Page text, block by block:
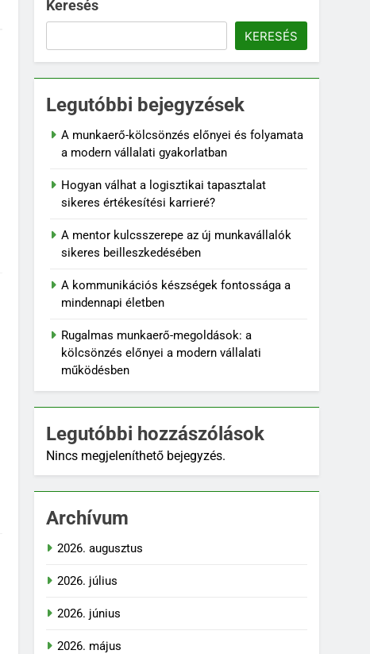
Keresés
KERESÉS
Legutóbbi bejegyzések
A munkaerő-kölcsönzés előnyei és folyamata
a modern vállalati gyakorlatban
Hogyan válhat a logisztikai tapasztalat
sikeres értékesítési karrieré?
A mentor kulcsszerepe az új munkavállalók
sikeres beilleszkedésében
A kommunikációs készségek fontossága a
mindennapi életben
Rugalmas munkaerő-megoldások: a
kölcsönzés előnyei a modern vállalati
működésben
Legutóbbi hozzászólások
Nincs megjeleníthető bejegyzés.
Archívum
2026. augusztus
2026. július
2026. június
2026. május